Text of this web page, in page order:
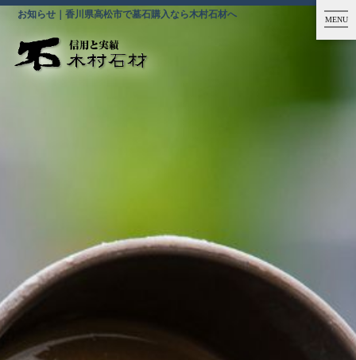
お知らせ｜香川県高松市で墓石購入なら木村石材へ MENU